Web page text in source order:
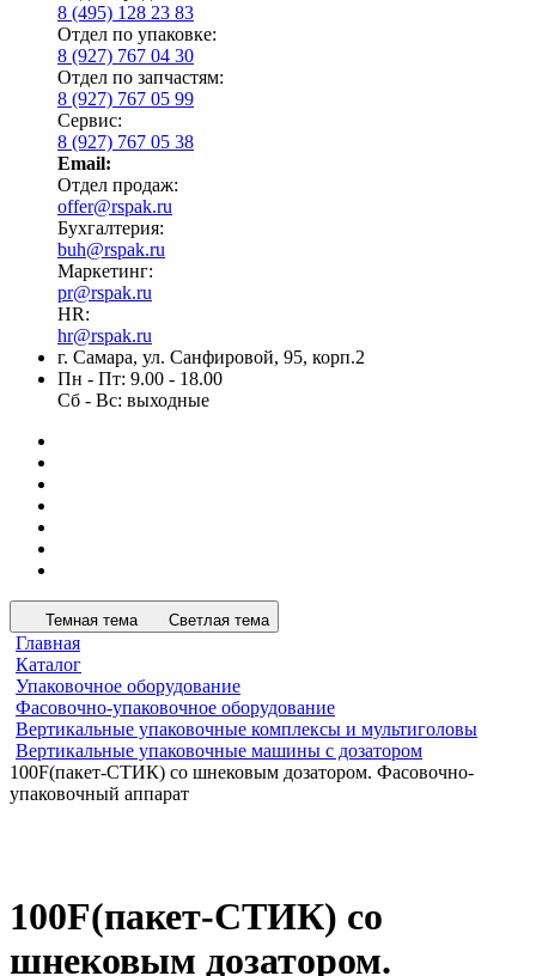
8 (495) 128 23 83
Отдел по упаковке:
8 (927) 767 04 30
Отдел по запчастям:
8 (927) 767 05 99
Сервис:
8 (927) 767 05 38
Email:
Отдел продаж:
offer@rspak.ru
Бухгалтерия:
buh@rspak.ru
Маркетинг:
pr@rspak.ru
HR:
hr@rspak.ru
г. Самара, ул. Санфировой, 95, корп.2
Пн - Пт: 9.00 - 18.00
Сб - Вс: выходные
Темная тема Светлая тема
Главная
Каталог
Упаковочное оборудование
Фасовочно-упаковочное оборудование
Вертикальные упаковочные комплексы и мультиголовы
Вертикальные упаковочные машины с дозатором
100F(пакет-СТИК) со шнековым дозатором. Фасовочно-
упаковочный аппарат
100F(пакет-СТИК) со
шнековым дозатором.